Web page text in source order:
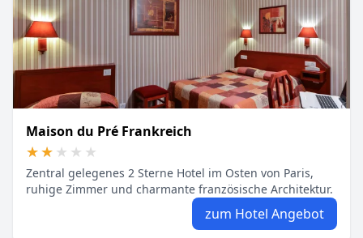
Maison du Pré Frankreich
★★★★★
★★★★★
Zentral gelegenes 2 Sterne Hotel im Osten von Paris,
ruhige Zimmer und charmante französische Architektur.
zum Hotel Angebot